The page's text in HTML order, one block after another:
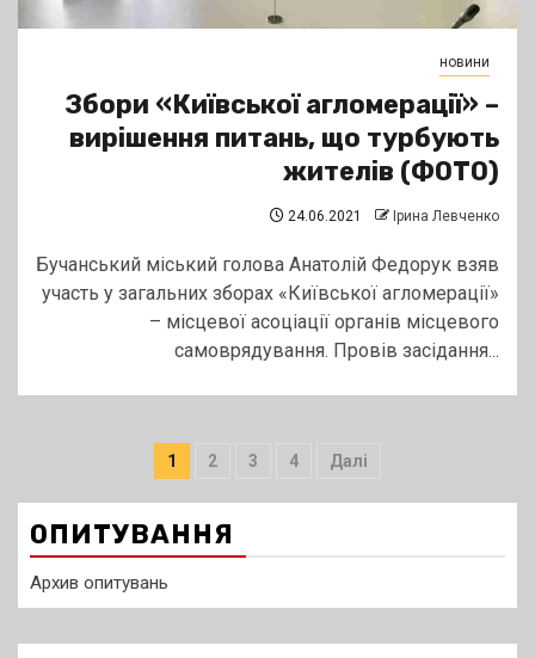
новини
Збори «Київської агломерації» –
вирішення питань, що турбують
жителів (ФОТО)
24.06.2021 Ірина Левченко
Бучанський міський голова Анатолій Федорук взяв
участь у загальних зборах «Київської агломерації»
– місцевої асоціації органів місцевого
самоврядування. Провів засідання...
Пагінація
записів
1 2 3 4 Далі
ОПИТУВАННЯ
Архив опитувань